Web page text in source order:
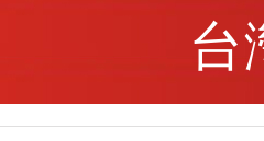
台